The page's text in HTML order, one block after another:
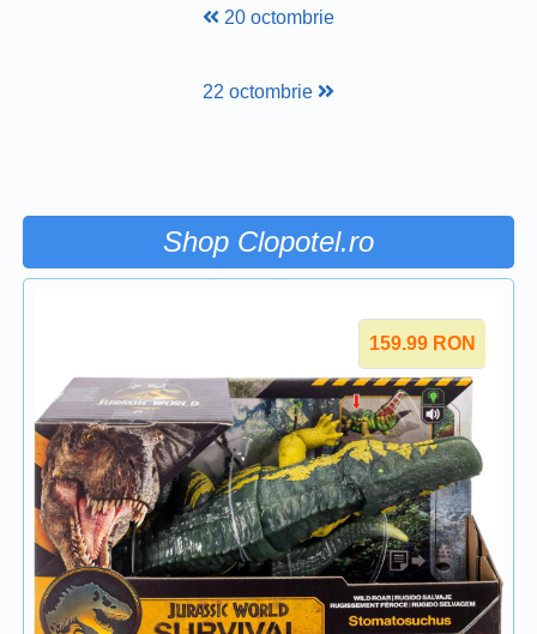
20 octombrie
22 octombrie
Shop Clopotel.ro
159.99 RON